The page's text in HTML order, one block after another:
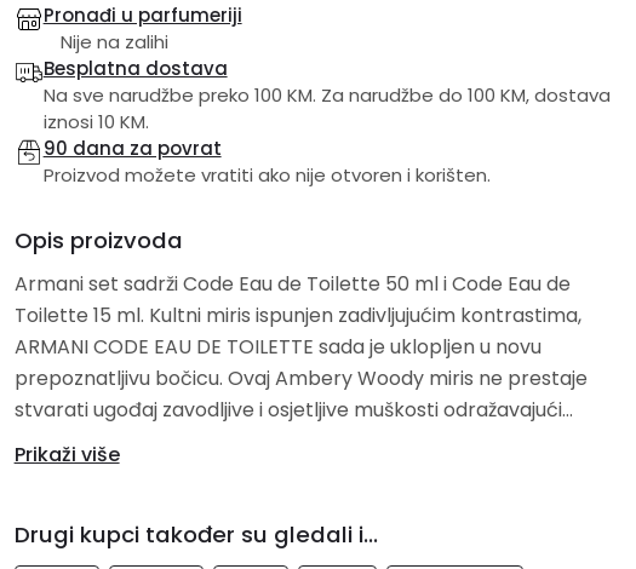
Pronađi u parfumeriji
Nije na zalihi
Besplatna dostava
Na sve narudžbe preko 100 KM. Za narudžbe do 100 KM, dostava
iznosi 10 KM.
90 dana za povrat
Proizvod možete vratiti ako nije otvoren i korišten.
Opis proizvoda
Armani set sadrži Code Eau de Toilette 50 ml i Code Eau de
Toilette 15 ml. Kultni miris ispunjen zadivljujućim kontrastima,
ARMANI CODE EAU DE TOILETTE sada je uklopljen u novu
prepoznatljivu bočicu. Ovaj Ambery Woody miris ne prestaje
stvarati ugođaj zavodljive i osjetljive muškosti odražavajući
savremenog muškarca.
Prikaži više
Drugi kupci također su gledali i...